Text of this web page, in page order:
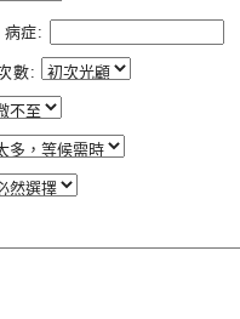
病症:
數: